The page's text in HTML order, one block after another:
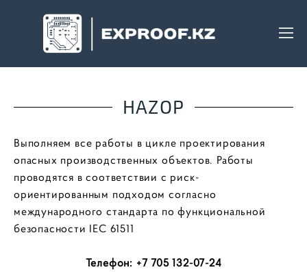
HAZOP
Выполняем все работы в цикле проектирования
опасных производственных объектов. Работы
проводятся в соответствии с риск-
ориентированным подходом согласно
международного стандарта по функциональной
безопасности IEC 61511
Телефон: +7 705 132-07-24